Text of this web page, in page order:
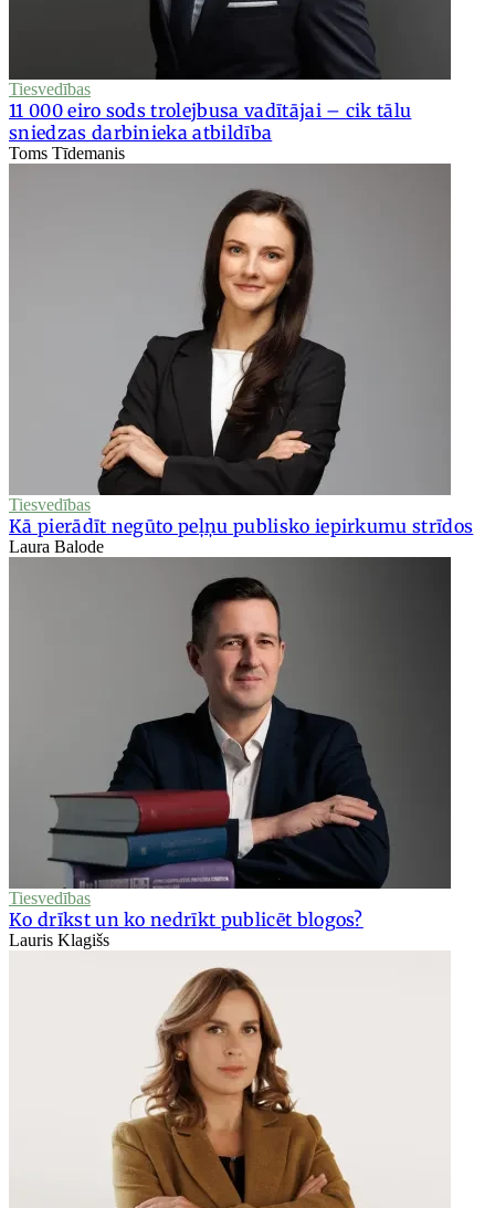
Tiesvedības
11 000 eiro sods trolejbusa vadītājai – cik tālu
sniedzas darbinieka atbildība
Toms Tīdemanis
Tiesvedības
Kā pierādīt negūto peļņu publisko iepirkumu strīdos
Laura Balode
Tiesvedības
Ko drīkst un ko nedrīkt publicēt blogos?
Lauris Klagišs